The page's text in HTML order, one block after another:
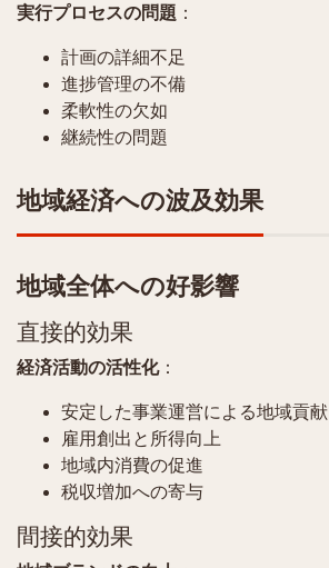
実行プロセスの問題 ：
計画の詳細不足
進捗管理の不備
柔軟性の欠如
継続性の問題
地域経済への波及効果
地域全体への好影響
直接的効果
経済活動の活性化：
安定した事業運営による地域貢献
雇用創出と所得向上
地域内消費の促進
税収増加への寄与
間接的効果